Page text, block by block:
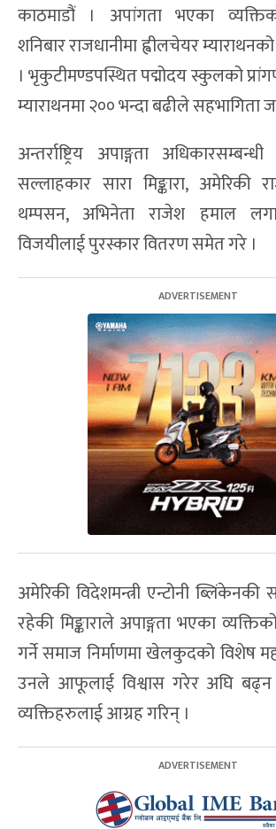
काठमाडौं । अपांगता भएका
शनिबार राजधानीमा ह्वीलचेयर
। भृकुटीमण्डपस्थित पद्मोदय स्कुलको
म्याराथनमा २०० भन्दा बढीले सहभागिता
अन्तर्राष्ट्रिय अपाङ्गता
सल्लाहकार सारा मिङ्कारा,
थम्पसन, अभिनेता राजेश हमाल
विजयीलाई पुरस्कार वितरण समेत गरे ।
अमेरिकी विदेशमन्त्री एन्टोनी
रहेकी मिङ्काराले अपाङ्गता भएका
गर्ने समाज निर्माणमा खेलकुदको विशेष
उनले आफूलाई विश्वास गरेर अघि
व्यक्तिहरुलाई आग्रह गरिन् ।